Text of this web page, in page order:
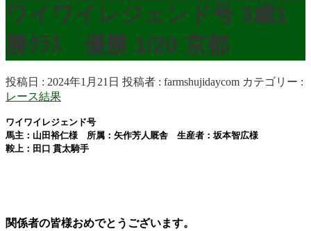
ワイワイレジェンド号 3歳1
勝ｸﾗｽ 優勝 1/20 京都
投稿日 : 2024年1月21日 投稿者 : farmshujidaycom カテゴリー :
レース結果
ワイワイレジェンド号
馬主：山田裕仁様 所属：矢作芳人厩舎 生産者：坂本智広様
鞍上：田口 貫太騎手
関係者の皆様おめでとうございます。